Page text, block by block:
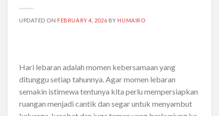
UPDATED ON FEBRUARY 4, 2026 BY HUMAIRO
Hari lebaran adalah momen kebersamaan yang
ditunggu setiap tahunnya. Agar momen lebaran
semakin istimewa tentunya kita perlu mempersiapkan
ruangan menjadi cantik dan segar untuk menyambut